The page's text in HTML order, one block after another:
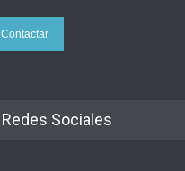
Contactar
Redes Sociales